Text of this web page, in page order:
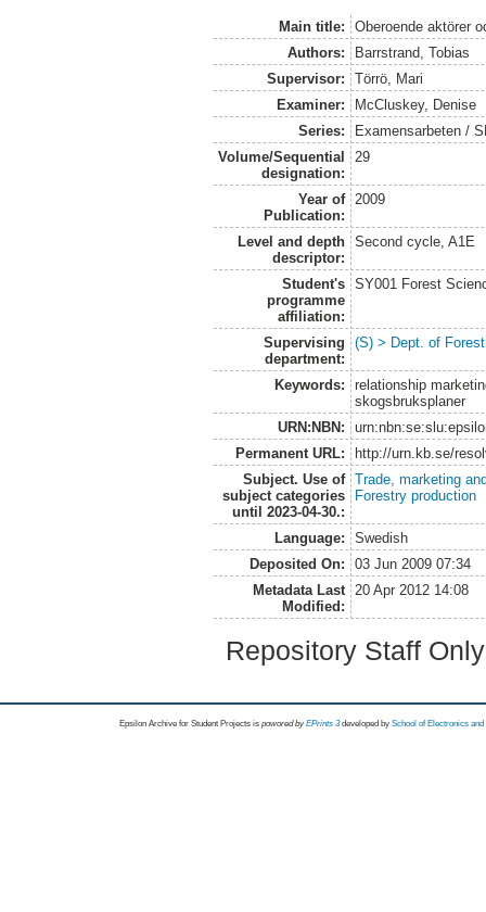
Main title:
Oberoende aktörer
Authors:
Barrstrand, Tobias
Supervisor:
Törrö, Mari
Examiner:
McCluskey, Denise
Series:
Examensarbeten /
Volume/Sequential
designation:
29
Year of
Publication:
2009
Level and depth
descriptor:
Second cycle, A1E
Student's
programme
affiliation:
SY001 Forest
Supervising
department:
(S) > Dept. of
Keywords:
relationship
skogsbruksplaner
URN:NBN:
Permanent URL:
http://urn.kb.se/
Subject. Use of
subject categories
until 2023-04-30.:
Trade, marketing
Forestry production
Language:
Swedish
Deposited On:
03 Jun 2009 07:34
Metadata Last
Modified:
20 Apr 2012 14:08
Repository Staff
Epsilon Archive for Student Projects is powored byEPrints 3 developed by School of Electronics